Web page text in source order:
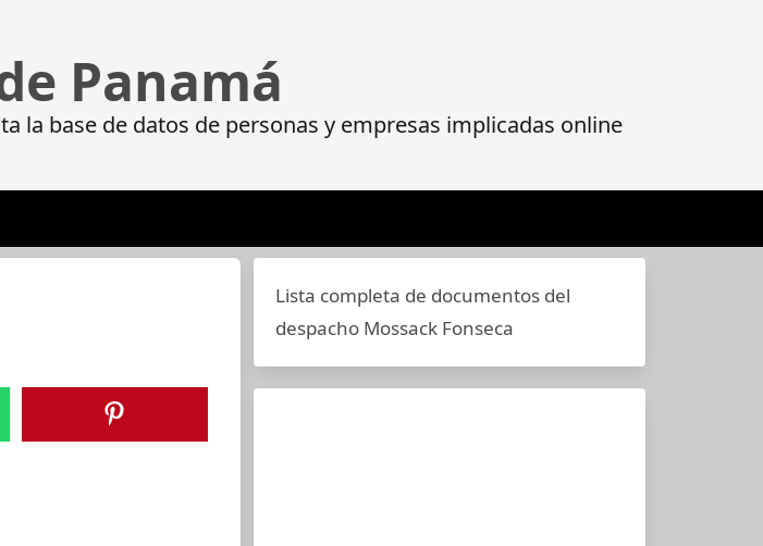
Panamá
la base de datos de personas y empresas implicadas online
Lista completa de documentos del
despacho Mossack Fonseca